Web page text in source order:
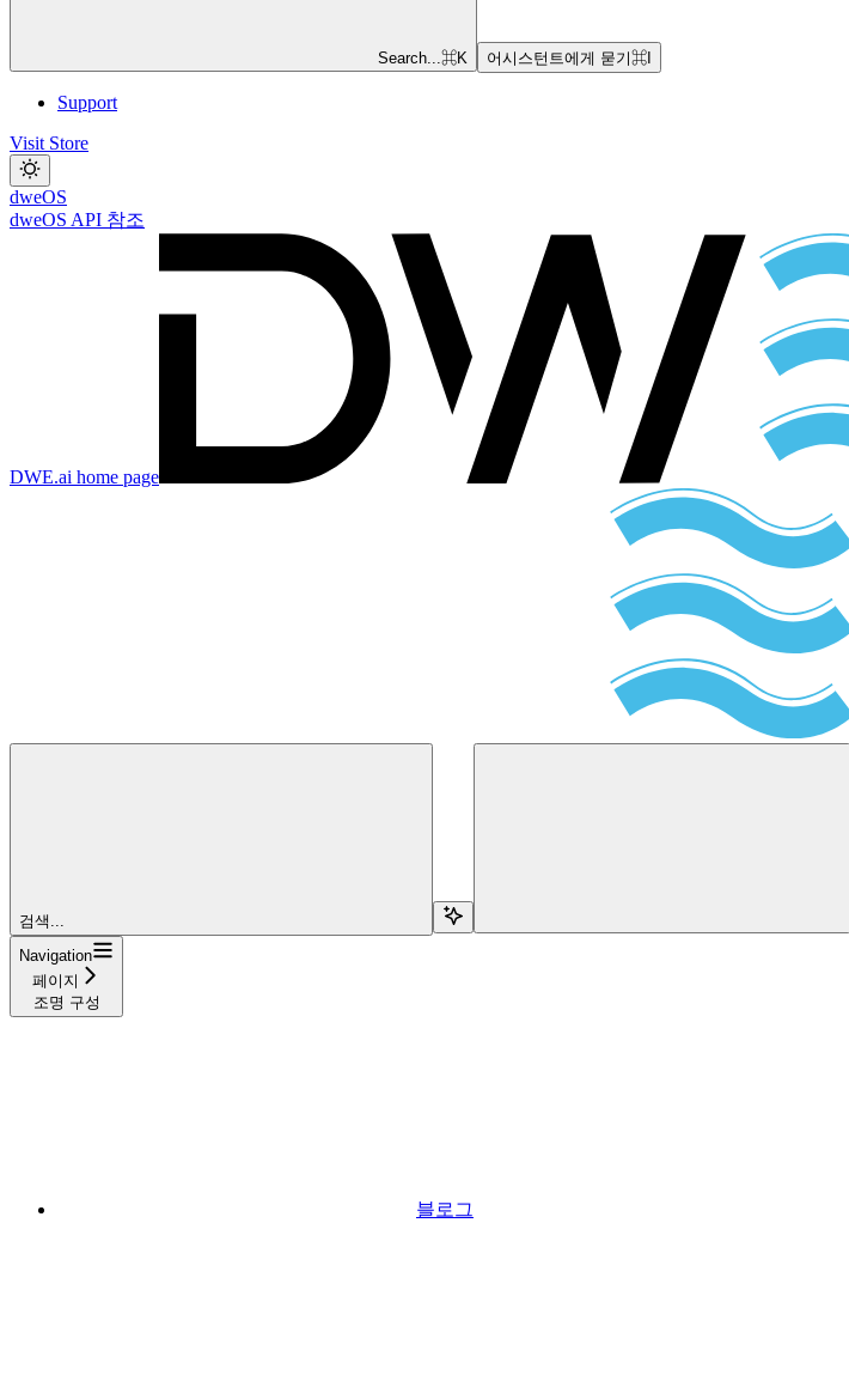
Search...⌘K 어시스턴트에게 묻기⌘
Support
Visit Store
dweOS
dweOS API 참조
DWE.ai home page
검색...
Navigation
페이지
조명 구성
블로그